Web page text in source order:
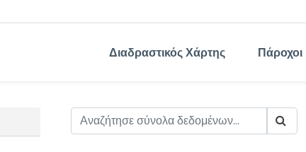
Διαδραστικός Χάρτης Πάροχοι